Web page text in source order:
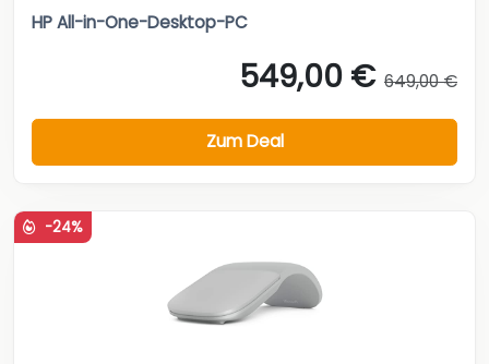
HP All-in-One-Desktop-PC
549,00 € 649,00 €
Zum Deal
-24%